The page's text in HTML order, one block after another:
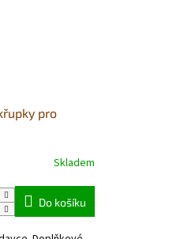
pro
Skladem
Do košíku